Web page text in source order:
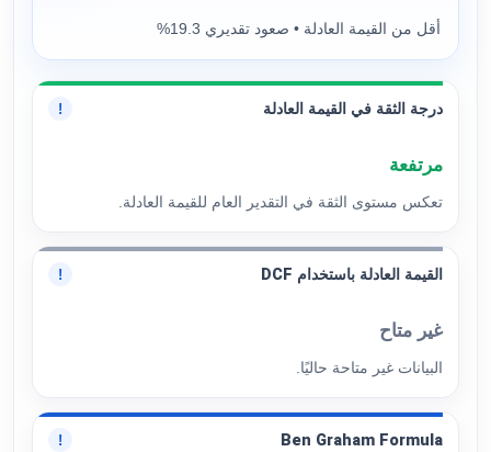
أقل من القيمة العادلة • صعود تقديري 19.3%
درجة الثقة في القيمة العادلة !
مرتفعة
تعكس مستوى الثقة في التقدير العام للقيمة العادلة.
القيمة العادلة باستخدام DCF !
غير متاح
البيانات غير متاحة حاليًا.
Ben Graham Formula
!